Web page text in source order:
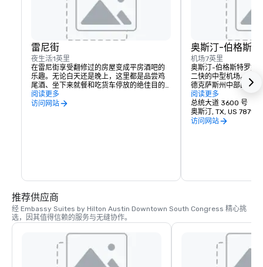
雷尼街
夜生活1英里
在雷尼街享受翻修过的房屋变成平房酒吧的
乐趣。无论白天还是晚上，这里都是品尝鸡
尾酒、坐下来就餐和吃货车停放的绝佳目的
地。
阅读更多
访问网站
奥斯汀-伯格斯
机场7英里
奥斯汀-伯格斯特罗姆
二快的中型机场。奥
德克萨斯州中部的经
中部地区提供了超过
业机会。它反映了当
客户服务，赢得了奥
可，包括在Fodor的
阅读更多
总统大道 3600 号
奥斯汀, TX, US 78719
访问网站
推荐供应商
经 Embassy Suites by Hilton Austin Downtown South Congress 精心挑
选，因其值得信赖的服务与无缝协作。